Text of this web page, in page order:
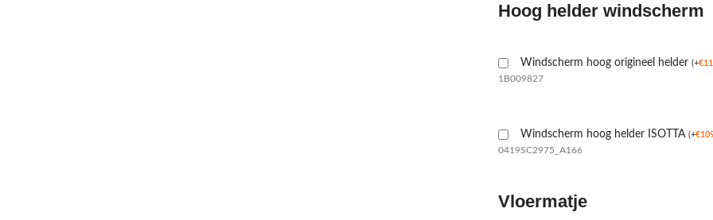
Hoog helder windscherm
Windscherm hoog origineel helder (+€
1B009827
Windscherm hoog helder ISOTTA (+€
0419SC2975_A166
Vloermatje